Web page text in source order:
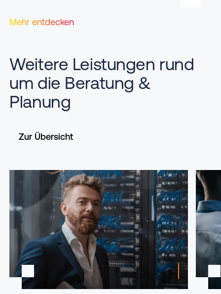
Mehr entdecken
Weitere Leistungen rund
um die Beratung &
Planung
Zur Übersicht